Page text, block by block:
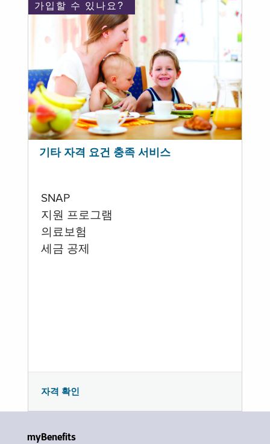
가입할 수 있나요?
기타 자격 요건 충족 서비스
SNAP
지원 프로그램
의료보험
세금 공제
자격 확인
myBenefits